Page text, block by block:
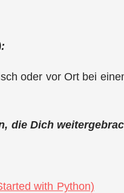
oder vor Ort bei
die Dich
with Python)